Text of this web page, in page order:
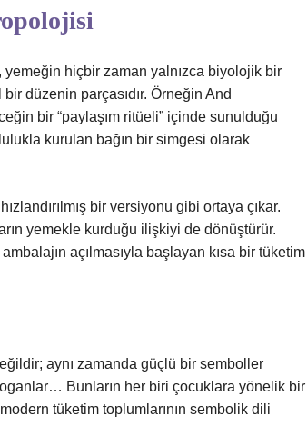
yemeğin hiçbir zaman yalnızca biyolojik bir
düzenin parçasıdır. Örneğin And
bir “paylaşım ritüeli” içinde sunulduğu
kurulan bağın bir simgesi olarak
bir versiyonu gibi ortaya çıkar.
yemekle kurduğu ilişkiyi de dönüştürür.
açılmasıyla başlayan kısa bir tüketim
aynı zamanda güçlü bir semboller
Bunların her biri çocuklara yönelik bir
tüketim toplumlarının sembolik dili